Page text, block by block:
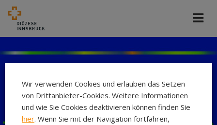
Wir verwenden Cookies und erlauben das Setzen
von Drittanbieter-Cookies. Weitere Informationen
und wie Sie Cookies deaktivieren können finden Sie
hier. Wenn Sie mit der Navigation fortfahren,